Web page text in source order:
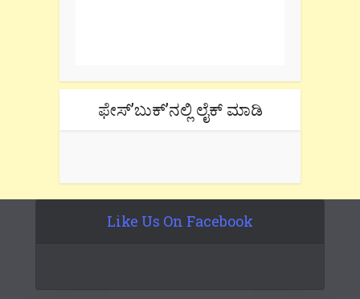
ಫೇಸ್’ಬುಕ್’ನಲ್ಲಿ ಲೈಕ್ ಮಾಡಿ
Like Us On Facebook